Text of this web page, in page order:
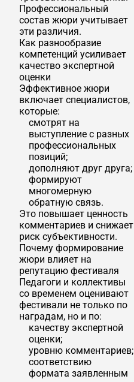
Профессиональный
состав жюри учитывает
эти различия.
Как разнообразие
компетенций усиливает
качество экспертной
оценки
Эффективное жюри
включает специалистов,
которые:
смотрят на
выступление с разных
профессиональных
позиций;
дополняют друг друга;
формируют
многомерную
обратную связь.
Это повышает ценность
комментариев и снижает
риск субъективности.
Почему формирование
жюри влияет на
репутацию фестиваля
Педагоги и коллективы
со временем оценивают
фестивали не только по
наградам, но и по:
качеству экспертной
оценки;
уровню комментариев;
соответствию
формата заявленным